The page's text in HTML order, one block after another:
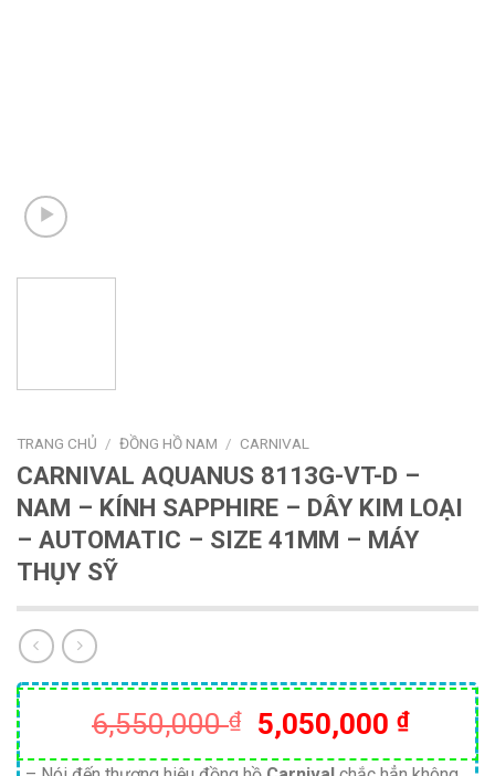
TRANG CHỦ / ĐỒNG HỒ NAM / CARNIVAL
CARNIVAL AQUANUS 8113G-VT-D –
NAM – KÍNH SAPPHIRE – DÂY KIM LOẠI
– AUTOMATIC – SIZE 41MM – MÁY
THỤY SỸ
6,550,000₫
Giá
gốc
5,050,000 ₫Giá
hiện